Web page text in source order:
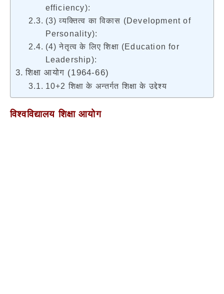
efficiency):
(3) व्यक्तित्व का विकास (Development of
Personality):
(4) नेतृत्व के लिए शिक्षा (Education for
Leadership):
शिक्षा आयोग (1964-66)
10+2 शिक्षा के अन्तर्गत शिक्षा के उद्देश्य
विश्वविद्यालय शिक्षा आयोग